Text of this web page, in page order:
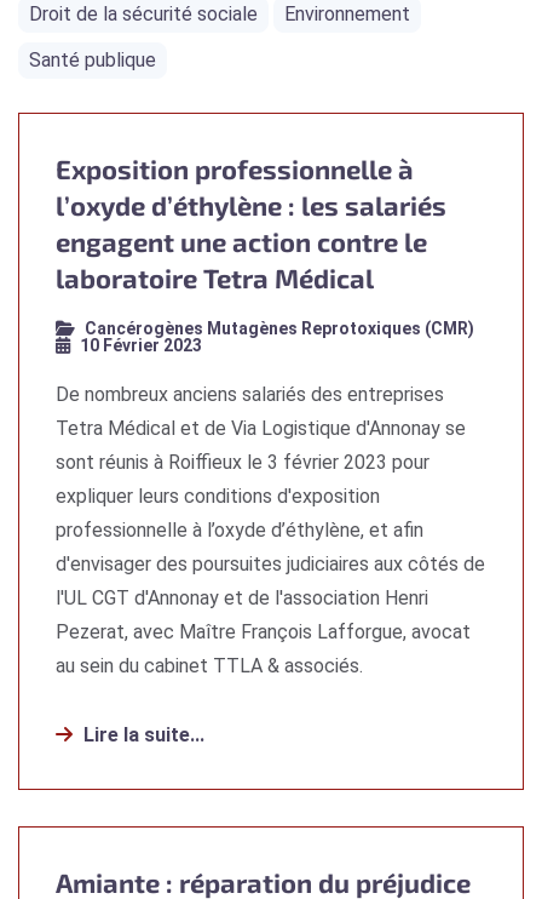
Droit de la sécurité sociale
Environnement
Santé publique
Exposition professionnelle à
l’oxyde d’éthylène : les salariés
engagent une action contre le
laboratoire Tetra Médical
Cancérogènes Mutagènes Reprotoxiques (CMR)
10 Février 2023
De nombreux anciens salariés des entreprises
Tetra Médical et de Via Logistique d'Annonay se
sont réunis à Roiffieux le 3 février 2023 pour
expliquer leurs conditions d'exposition
professionnelle à l’oxyde d’éthylène, et afin
d'envisager des poursuites judiciaires aux côtés de
l'UL CGT d'Annonay et de l'association Henri
Pezerat, avec Maître François Lafforgue, avocat
au sein du cabinet TTLA & associés.
Lire la suite...
Amiante : réparation du préjudice